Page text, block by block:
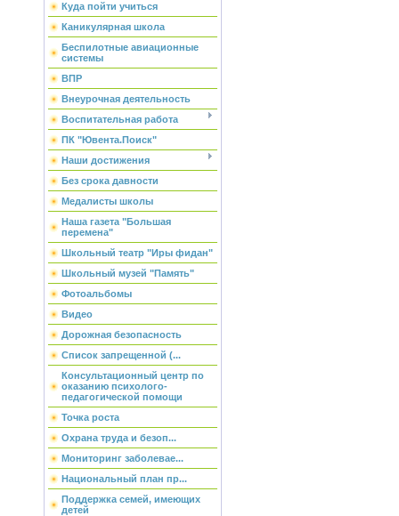
Куда пойти учиться
Каникулярная школа
Беспилотные авиационные
системы
ВПР
Внеурочная деятельность
Воспитательная работа
ПК "Ювента.Поиск"
Наши достижения
Без срока давности
Медалисты школы
Наша газета "Большая
перемена"
Школьный театр "Иры фидан"
Школьный музей "Память"
Фотоальбомы
Видео
Дорожная безопасность
Список запрещенной (...
Консультационный центр по
оказанию психолого-
педагогической помощи
Точка роста
Охрана труда и безоп...
Мониторинг заболевае...
Национальный план пр...
Поддержка семей, имеющих
детей